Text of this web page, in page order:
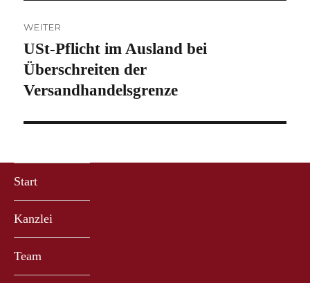
WEITER
Nächster
Beitrag:
USt-Pflicht im Ausland bei
Überschreiten der
Versandhandelsgrenze
Start
Kanzlei
Team